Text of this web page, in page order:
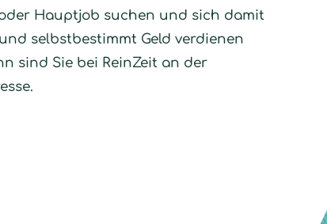
Hauptjob suchen und sich damit
selbstbestimmt Geld verdienen
sind Sie bei ReinZeit an der